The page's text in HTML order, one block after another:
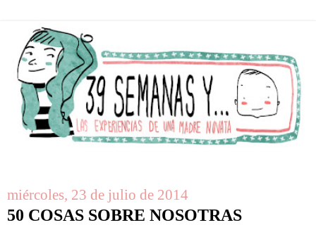
miércoles, 23 de julio de 2014
50 COSAS SOBRE NOSOTRAS